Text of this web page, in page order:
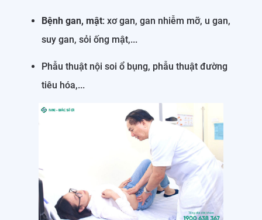
Bệnh gan, mật: xơ gan, gan nhiễm mỡ, u gan,
suy gan, sỏi ống mật,...
Phẫu thuật nội soi ổ bụng, phẫu thuật đường
tiêu hóa,...